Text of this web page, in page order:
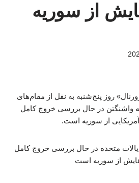
از سوریه
روز پنج‌شنبه به نقل از مقام‌های
واشنگتن در حال بررسی خروج کامل
از سوریه است.